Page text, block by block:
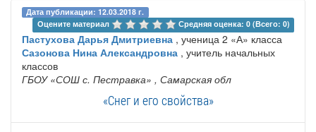
Дата публикации: 12.03.2018 г.
Оцените материал
Средняя оценка: 0 (Всего: 0)
Пастухова Дарья Дмитриевна , ученица 2 «А» класса
Сазонова Нина Александровна , учитель начальных
классов
ГБОУ ‎«СОШ с. Пестравка» , Самарская обл
«Снег и его свойства»